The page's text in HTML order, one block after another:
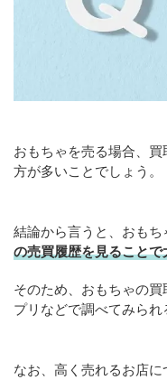
おもちゃを売る場合、
方が多いことでしょう。
結論から言うと、おもち
の売買履歴を見ること
そのため、おもちゃの
プリなどで調べてみられ
なお、高く売れるお店に